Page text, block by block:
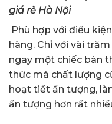
giá rẻ Hà Nội
Phù hợp với điều
hàng. Chỉ với vài
ngay một chiếc bàn
thức mà chất lượng
hoạt tiết ấn tượng,
ấn tượng hơn rất